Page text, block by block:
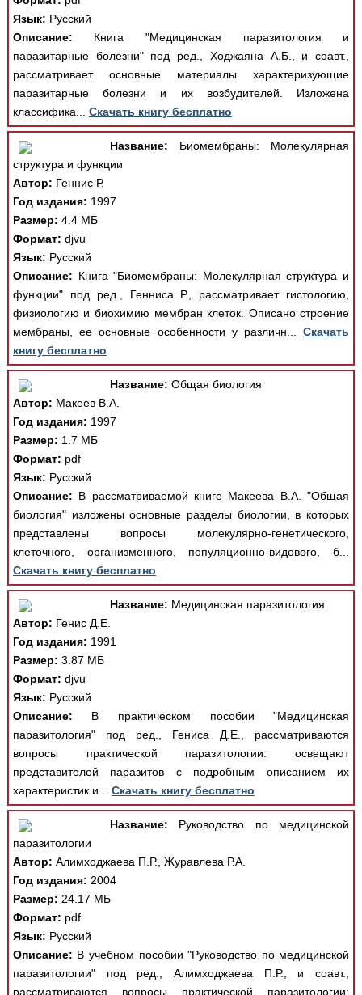
Язык: Русский
Описание: Книга "Медицинская паразитология и
паразитарные болезни" под ред., Ходжаяна А.Б., и соавт.,
рассматривает основные материалы характеризующие
паразитарные болезни и их возбудителей. Изложена
классифика... Скачать книгу бесплатно
Название: Биомембраны: Молекулярная
структура и функции
Автор: Геннис Р.
Год издания: 1997
Размер: 4.4 МБ
Формат: djvu
Язык: Русский
Описание: Книга "Биомембраны: Молекулярная структура и
функции" под ред., Генниса Р., рассматривает гистологию,
физиологию и биохимию мембран клеток. Описано строение
мембраны, ее основные особенности у различн...Скачать
книгу бесплатно
Название: Общая биология
Автор: Макеев В.А.
Год издания: 1997
Размер: 1.7 МБ
Формат: pdf
Язык: Русский
Описание: В рассматриваемой книге Макеева В.А. "Общая
биология" изложены основные разделы биологии, в которых
представлены вопросы молекулярно-генетического,
клеточного, организменного, популяционно-видового, б...
Скачать книгу бесплатно
Название: Медицинская паразитология
Автор: Генис Д.Е.
Год издания: 1991
Размер: 3.87 МБ
Формат: djvu
Язык: Русский
Описание: В практическом пособии "Медицинская
паразитология" под ред., Гениса Д.Е., рассматриваются
вопросы практической паразитологии: освещают
представителей паразитов с подробным описанием их
характеристик и... Скачать книгу бесплатно
Название: Руководство по медицинской
паразитологии
Автор: Алимходжаева П.Р., Журавлева Р.А.
Год издания: 2004
Размер: 24.17 МБ
Формат: pdf
Язык: Русский
Описание: В учебном пособии "Руководство по медицинской
паразитологии" под ред., Алимходжаева П.Р., и соавт.,
рассматриваются вопросы практической паразитологии: